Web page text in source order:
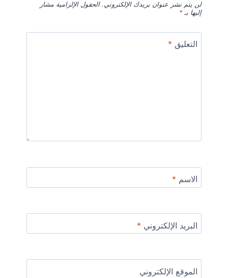
لن يتم نشر عنوان بريدك الإلكتروني. الحقول الإلزامية مشار
إليها بـ*
التعليق *
الاسم *
البريد الإلكتروني *
الموقع الإلكتروني